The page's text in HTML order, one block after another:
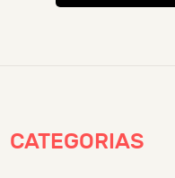
CATEGORIAS